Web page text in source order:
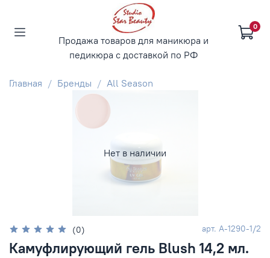
Продажа товаров для маникюра и
педикюра с доставкой по РФ
0
Главная Бренды All Season
Нет в наличии
(0) арт. А-1290-1/2
Камуфлирующий гель Blush 14,2 мл.